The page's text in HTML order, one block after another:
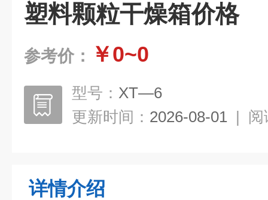
塑料颗粒干燥箱价格
参考价： ￥0~0
型号： XT—6
更新时间： 2026-08-01 | 阅
详情介绍